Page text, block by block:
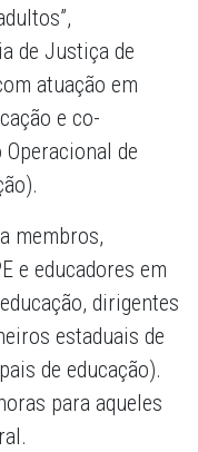
de Justiça de
atuação em
e co-
de
membros,
e educadores em
dirigentes
estaduais de
de educação).
para aqueles